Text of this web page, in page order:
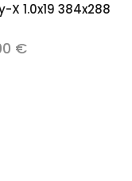
1.0x19 384x288
€